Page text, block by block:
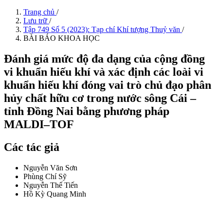
Trang chủ /
Lưu trữ /
Tập 749 Số 5 (2023): Tạp chí Khí tượng Thuỷ văn /
BÀI BÁO KHOA HỌC
Đánh giá mức độ đa dạng của cộng đồng
vi khuẩn hiếu khí và xác định các loài vi
khuẩn hiếu khí đóng vai trò chủ đạo phân
hủy chất hữu cơ trong nước sông Cái –
tỉnh Đồng Nai bằng phương pháp
MALDI–TOF
Các tác giả
Nguyễn Văn Sơn
Phùng Chí Sỹ
Nguyễn Thế Tiến
Hồ Kỳ Quang Minh